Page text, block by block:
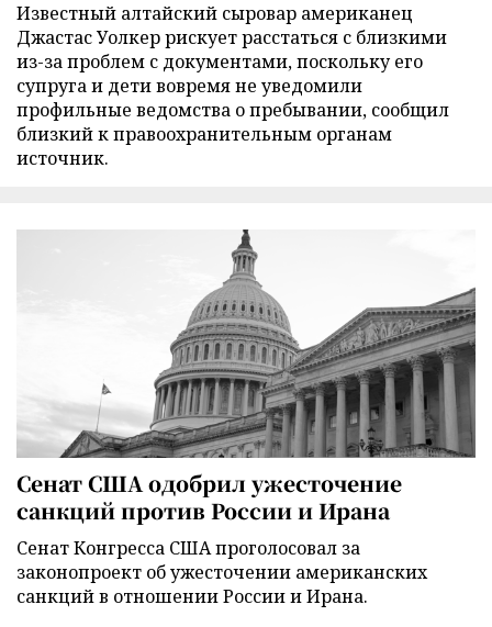
Известный алтайский сыровар американец
Джастас Уолкер рискует расстаться с близкими
из-за проблем с документами, поскольку его
супруга и дети вовремя не уведомили
профильные ведомства о пребывании, сообщил
близкий к правоохранительным органам
источник.
Сенат США одобрил ужесточение
санкций против России и Ирана
Сенат Конгресса США проголосовал за
законопроект об ужесточении американских
санкций в отношении России и Ирана.